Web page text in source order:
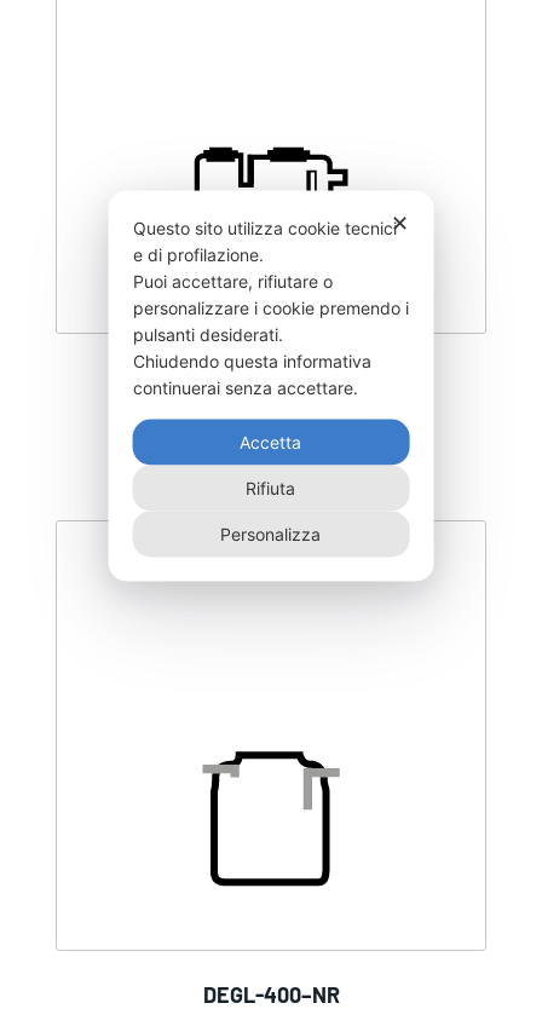
DEGK-150–T3
340,00€
DEGL-400–NR
✕
Questo sito utilizza cookie tecnici
e di profilazione.
Puoi accettare, rifiutare o
personalizzare i cookie premendo i
pulsanti desiderati.
Chiudendo questa informativa
continuerai senza accettare.
Accetta
Rifiuta
Personalizza